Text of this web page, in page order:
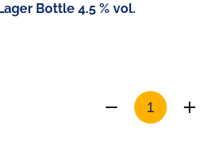
Bottle 4.5 % vol.